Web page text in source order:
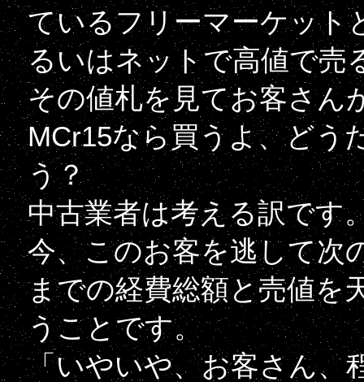
ているフリーマーケット
るいはネットで高値で売
その値札を見てお客さん
MCr15なら買うよ、どう
う？
中古業者は考える訳です
今、このお客を逃して次
までの経費総額と売値を
うことです。
「いやいや、お客さん、